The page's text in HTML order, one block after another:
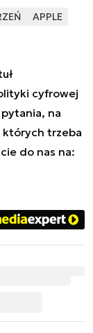
APPLE
cyfrowej
na
trzeba
do nas na: